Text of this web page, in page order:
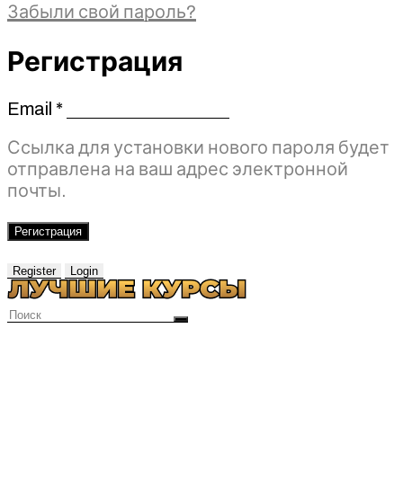
Забыли свой пароль?
Регистрация
Email *Обязательно
Ссылка для установки нового пароля будет
отправлена ​​на ваш адрес электронной
почты.
Регистрация
Register Login